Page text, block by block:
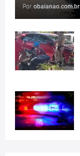
Por obaianao.com.br